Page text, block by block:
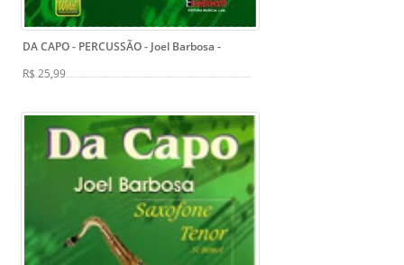
DA CAPO - PERCUSSÃO - Joel Barbosa -
R$ 25,99